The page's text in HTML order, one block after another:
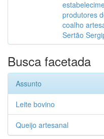
produtores
coalho
Sertão
Busca facetada
Assunto
Leite bovino
Queijo artesanal